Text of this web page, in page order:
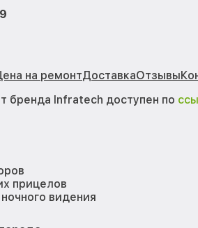
на ремонтДоставкаОтзывы
бренда Infratech доступен по
прицелов
видения